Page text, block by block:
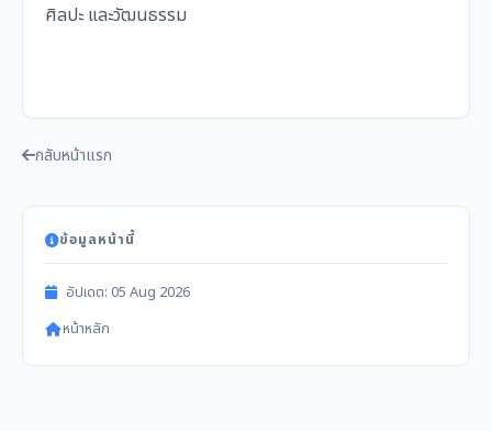
ศิลปะ และวัฒนธรรม
กลับหน้าแรก
ข้อมูลหน้านี้
อัปเดต: 05 Aug 2026
หน้าหลัก